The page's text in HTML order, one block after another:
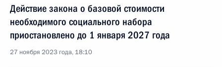
Действие закона о базовой стоимости
необходимого социального набора
приостановлено до 1 января 2027 года
27 ноября 2023 года, 18:10